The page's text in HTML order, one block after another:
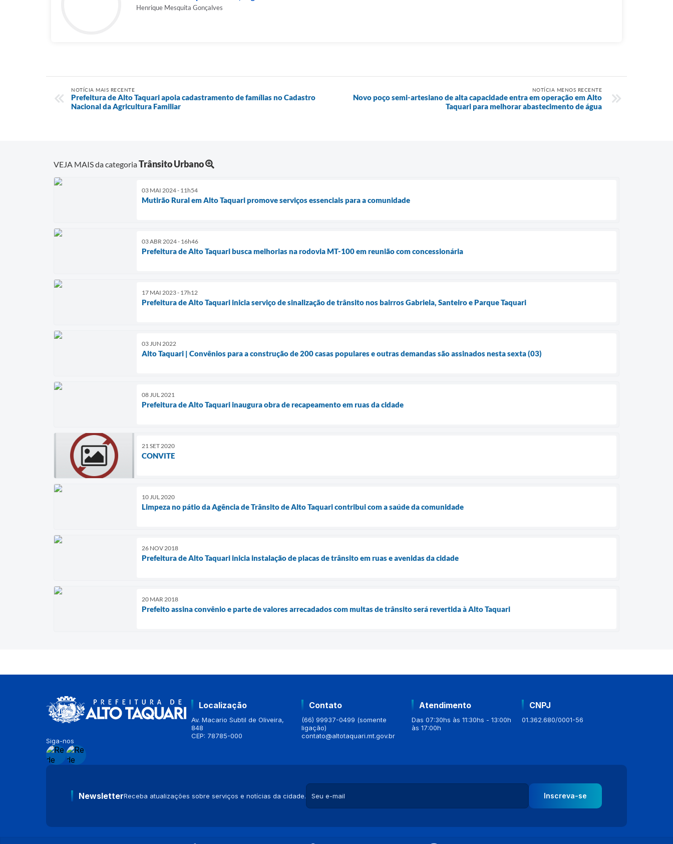
Henrique Mesquita Gonçalves
NOTÍCIA MAIS RECENTE
Prefeitura de Alto Taquari apoia cadastramento de famílias no Cadastro
Nacional da Agricultura Familiar
NOTÍCIA MENOS RECENTE
Novo poço semi-artesiano de alta capacidade entra em operação em Alto
Taquari para melhorar abastecimento de água
VEJA MAIS da categoriaTrânsito Urbano
03 MAI 2024 - 11h54
Mutirão Rural em Alto Taquari promove serviços essenciais para a comunidade
03 ABR 2024 - 16h46
Prefeitura de Alto Taquari busca melhorias na rodovia MT-100 em reunião com concessionária
17 MAI 2023 - 17h12
Prefeitura de Alto Taquari inicia serviço de sinalização de trânsito nos bairros Gabriela, Santeiro e Parque Taquari
03 JUN 2022
Alto Taquari | Convênios para a construção de 200 casas populares e outras demandas são assinados nesta sexta (03)
08 JUL 2021
Prefeitura de Alto Taquari inaugura obra de recapeamento em ruas da cidade
21 SET 2020
CONVITE
10 JUL 2020
Limpeza no pátio da Agência de Trânsito de Alto Taquari contribui com a saúde da comunidade
26 NOV 2018
Prefeitura de Alto Taquari inicia instalação de placas de trânsito em ruas e avenidas da cidade
20 MAR 2018
Prefeito assina convênio e parte de valores arrecadados com multas de trânsito será revertida à Alto Taquari
Siga-nos
Localização
Av. Macario Subtil de Oliveira,
848
CEP: 78785-000
Contato
(66) 99937-0499 (somente
ligação)
contato@altotaquari.mt.gov.br
Atendimento
Das 07:30hs às 11:30hs - 13:00h
às 17:00h
CNPJ
01.362.680/0001-56
NewsletterReceba atualizações sobre serviços e notícias da cidade. Inscreva-se